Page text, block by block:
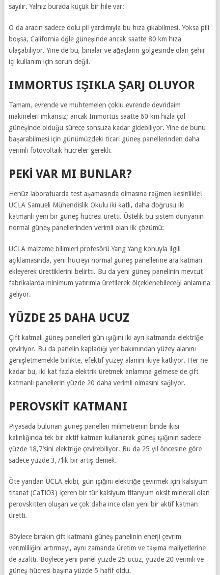
sayılır. Yalnız burada küçük bir hile var:
O da aracın sadece dolu pil yardımıyla bu hıza çıkabilmesi. Yoksa pili
boşsa, California öğle güneşinde ancak saatte 80 km hıza
ulaşabiliyor. Yine de bu, binalar ve ağaçların gölgesinde olan şehir
içi kullanım için sorun değil.
IMMORTUS IŞIKLA ŞARJ OLUYOR
Tamam, evrende ve muhtemelen çoklu evrende devridaim
makineleri imkansız; ancak Immortus saatte 60 km hızla çöl
güneşinde olduğu sürece sonsuza kadar gidebiliyor. Yine de bunu
başarabilmesi için günümüzdeki ticari güneş panellerinden daha
verimli fotovoltaik hücreler gerekli.
PEKİ VAR MI BUNLAR?
Henüz laboratuarda test aşamasında olmasına rağmen kesinlikle!
UCLA Samueli Mühendislik Okulu iki katlı, daha doğrusu iki
katmanlı yeni bir güneş hücresi üretti. Üstelik bu sistem dünyanın
normal güneş panellerinden verimli olan ilk çözümü:
UCLA malzeme bilimleri profesörü Yang Yang konuyla ilgili
açıklamasında, yeni hücreyi normal güneş panellerine ara katman
ekleyerek ürettiklerini belirtti. Bu da yeni güneş panelinin mevcut
fabrikalarda minimum yatırımla üretilerek ölçeklenebileceği anlamına
geliyor.
YÜZDE 25 DAHA UCUZ
Çift katmalı güneş panelleri gün ışığını iki ayrı katmanda elektriğe
çeviriyor. Bu da panelin kapladığı yer bakımından yüzey alanını
genişletmemekle birlikte, efektif yüzey alanını ikiye katlıyor. Her ne
kadar bu, iki kat fazla elektrik üretmek anlamına gelmese de çift
katmanlı panellerin yüzde 20 daha verimli olmasını sağlıyor.
PEROVSKİT KATMANI
Piyasada bulunan güneş panelleri milimetrenin binde ikisi
kalınlığında tek bir aktif katman kullanarak güneş ışığının sadece
yüzde 18,7’sini elektriğe çevirebiliyor. Bu da 25 yıl öncesine göre
sadece yüzde 3,7’lik bir artış demek.
Öte yandan UCLA ekibi, gün ışığını elektriğe çevirmek için kalsiyum
titanat (CaTiO3) içeren bir tür kalsiyum titanyum oksit minerali olan
perovskitten oluşan ve çok daha ince olan yeni bir aktif katman
üretti.
Böylece bırakın çift katmanlı güneş panelinin enerji çevrim
verimliliğini artırmayı, aynı zamanda üretim ve taşıma maliyetlerine
de azalttı. Böylece yeni panel yüzde 25 ucuz, yüzde 20 verimli ve
güneş hücresi başına yüzde 5 hafif oldu.